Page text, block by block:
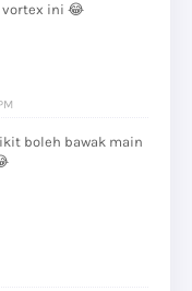
vortex ini 😂
boleh bawak main